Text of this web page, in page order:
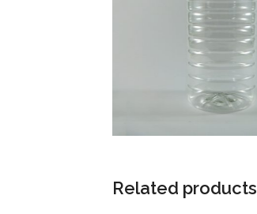
Related products